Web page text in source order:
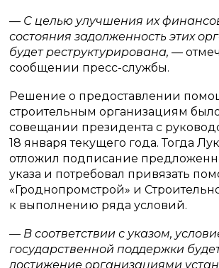
— С целью улучшения их
состояния задолженность этих
будет реструктурирована,—
сообщении пресс-службы.
Решение о предоставлении
строительным организациям
совещании президента с
18 января текущего года. Тогда
отложил подписание
указа и потребовал привязать
«Гроднопромстрой» и
к выполнению ряда условий.
— В соответствии с указом,
государственной поддержки
достижение организациями